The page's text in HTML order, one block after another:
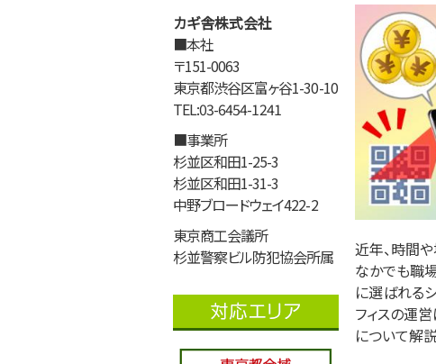
近年、時間
なかでも職
に選ばれる
フィスの運
について解説
カギ舎株式会社
■本社
〒151-0063
東京都渋谷区富ヶ谷1-30-10
TEL:03-6454-1241
■事業所
杉並区和田1-25-3
杉並区和田1-31-3
中野ブロードウェイ422-2
東京商工会議所
杉並警察ビル防犯協会所属